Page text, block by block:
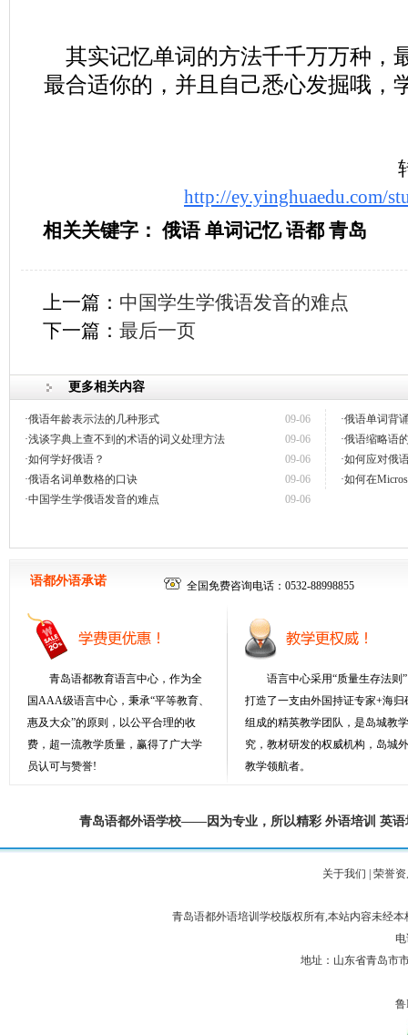
其实记忆单词的方法千千万万种，
最合适你的，并且自己悉心发掘哦，
http://ey.yinghuaedu.com/
相关关键字： 俄语 单词记忆 语都 青岛
上一篇： 中国学生学俄语发音的难点
下一篇： 最后一页
更多相关内容
·俄语年龄表示法的几种形式 09-06
·俄语单词背
·浅谈字典上查不到的术语的词义处理方法
09-06
·俄语缩略语
·如何学好俄语？
09-06
·如何应对俄
·俄语名词单数格的口诀
09-06
·如何在
·中国学生学俄语发音的难点
09-06
语都外语承诺 全国免费咨询电话：0532-88998855
青岛语都教育语言中心，作为全
国AAA级语言中心，秉承“平等教育、
惠及大众”的原则，以公平合理的收
费，超一流教学质量，赢得了广大学
员认可与赞誉!
语言中心采用“质量生存法则
打造了一支由外国持证专家+海归
组成的精英教学团队，是岛城教
究，教材研发的权威机构，岛城
教学领航者。
青岛语都外语学校——因为专业，所以精彩 外语培训 英语
关于我们 荣誉
青岛语都外语培训学校版权所有,本站内容未经
地址：山东省青岛市
鲁